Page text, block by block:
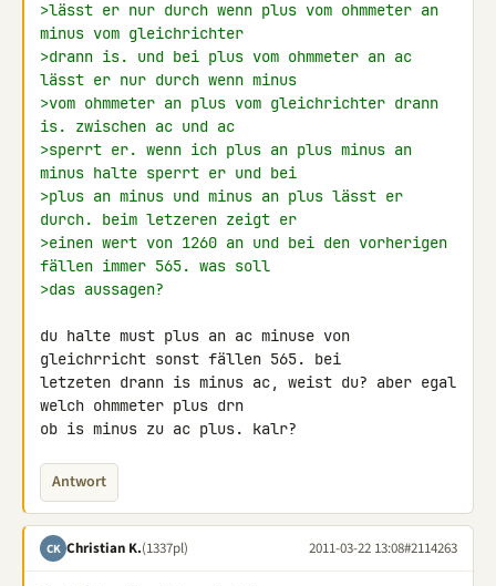
>lässt er nur durch wenn plus vom ohmmeter an
minus vom gleichrichter
>drann is. und bei plus vom ohmmeter an ac
lässt er nur durch wenn minus
>vom ohmmeter an plus vom gleichrichter drann
is. zwischen ac und ac
>sperrt er. wenn ich plus an plus minus an
minus halte sperrt er und bei
>plus an minus und minus an plus lässt er
durch. beim letzeren zeigt er
>einen wert von 1260 an und bei den vorherigen
fällen immer 565. was soll
>das aussagen?
du halte must plus an ac minuse von
gleichrricht sonst fällen 565. bei
letzeten drann is minus ac, weist du? aber egal
welch ohmmeter plus drn
ob is minus zu ac plus. kalr?
Antwort
CK Christian K.(1337pl) 2011-03-22 13:08#2114263